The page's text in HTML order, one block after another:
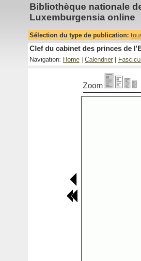
Bibliothèque nationale
Luxemburgensia online
Sélection du type de publication:
Clef du cabinet des princes de
Navigation: Home Calendrier
Zoom